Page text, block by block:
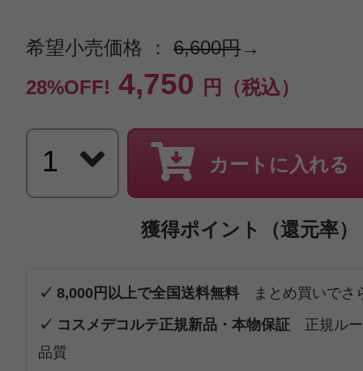
希望小売価格 ： 6,600円→
28%OFF! 4,750 円（税込）
カートに入れる
獲得ポイント（還元率）
✓ 8,000円以上で全国送料無料 まとめ買いでさ
✓ コスメデコルテ正規新品・本物保証 正規ルー
品質